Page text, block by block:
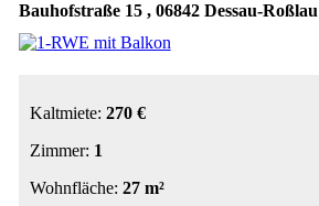
Bauhofstraße 15 , 06842 Dessau-Roßlau
Kaltmiete: 270 €
Zimmer: 1
Wohnfläche: 27 m²